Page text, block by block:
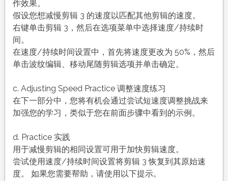
作效果。
假设您想减慢剪辑 3 的速度以匹配其他剪辑的速度。
右键单击剪辑 3，然后在选项菜单中选择速度/持续时
间。
在速度/持续时间设置中，首先将速度更改为 50%，然后
单击波纹编辑、移动尾随剪辑选项并单击确定。
c. Adjusting Speed Practice 调整速度练习
在下一部分中，您将有机会通过尝试短速度调整挑战来
加强您的学习，类似于您在前面步骤中看到的示例。
d. Practice 实践
用于减慢剪辑的相同设置可用于加快剪辑速度。
尝试使用速度/持续时间设置将剪辑 3 恢复到其原始速
度。 如果您需要帮助，请使用以下提示。